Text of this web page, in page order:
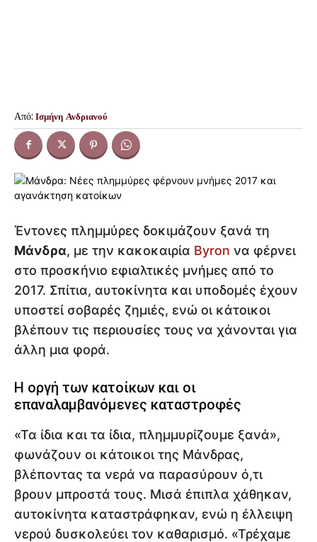
Από: Ισμήνη Ανδριανού
Έντονες πλημμύρες δοκιμάζουν ξανά τη
Μάνδρα, με την κακοκαιρία Byron να φέρνει
στο προσκήνιο εφιαλτικές μνήμες από το
2017. Σπίτια, αυτοκίνητα και υποδομές έχουν
υποστεί σοβαρές ζημιές, ενώ οι κάτοικοι
βλέπουν τις περιουσίες τους να χάνονται για
άλλη μια φορά.
Η οργή των κατοίκων και οι
επαναλαμβανόμενες καταστροφές
«Τα ίδια και τα ίδια, πλημμυρίζουμε ξανά»,
φωνάζουν οι κάτοικοι της Μάνδρας,
βλέποντας τα νερά να παρασύρουν ό,τι
βρουν μπροστά τους. Μισά έπιπλα χάθηκαν,
αυτοκίνητα καταστράφηκαν, ενώ η έλλειψη
νερού δυσκολεύει τον καθαρισμό. «Τρέχαμε